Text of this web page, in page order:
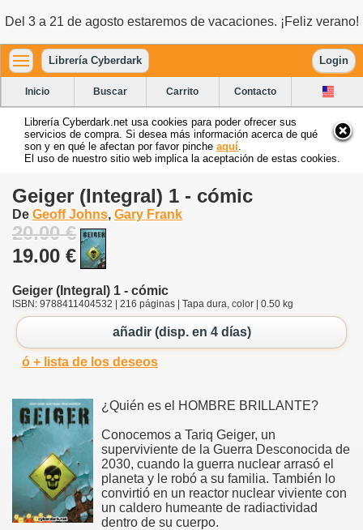
Del 3 a 21 de agosto estaremos de vacaciones. ¡Feliz verano!
Librería Cyberdark Login
Inicio Buscar Carrito Contacto
Librería Cyberdark.net usa cookies para poder ofrecer sus
servicios de compra. Si desea más información acerca de qué
son y en qué le afectan por favor pinche aquí
El uso de nuestro sitio web implica la aceptación de estas cookies.
Geiger (Integral) 1 - cómic
De Geoff Johns, Gary Frank
20.00 €
19.00 €
Geiger (Integral) 1 - cómic
ISBN: 9788411404532 | 216 páginas | Tapa dura, color | 0.50 kg
añadir (disp. en 4 días)
ó + lista de los deseos
¿Quién es el HOMBRE BRILLANTE?
Conocemos a Tariq Geiger, un
superviviente de la Guerra Desconocida de
2030, cuando la guerra nuclear arrasó el
planeta y le robó a su familia. También lo
convirtió en un reactor nuclear viviente con
un caldero humeante de radiactividad
dentro de su cuerpo.